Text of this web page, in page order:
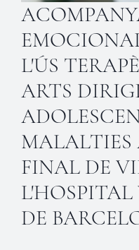
L'ÚS
ARTS
MALALTIES
FINAL DE
DE